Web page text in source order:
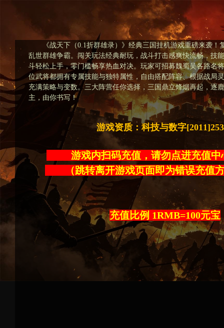
《战天下（0.1折群雄录）》经典三国挂机游戏重磅来袭！
乱世群雄争霸。闯关玩法经典耐玩，战斗打击感爽快流畅，技
斗轻松上手，零门槛畅享热血对决。玩家可招募魏蜀吴各路名
位武将都拥有专属技能与独特属性，自由搭配阵容、根据战局
充满策略与变数。三大阵营任你选择，三国鼎立烽烟再起，逐
主，由你书写！
游戏资质：科技与数字
游戏内扫码充值，请勿点进充
（跳转离开游戏页面即为错误
充值比例 1RMB=100元宝